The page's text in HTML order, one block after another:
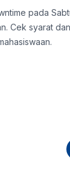
pada
Cek syarat